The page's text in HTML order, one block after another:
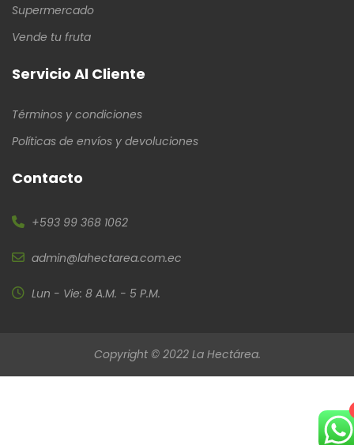
Supermercado
Vende tu fruta
Servicio Al Cliente
Términos y condiciones
Políticas de envíos y devoluciones
Contacto
+593 99 368 1062
admin@lahectarea.com.ec
Lun - Vie: 8 A.M. - 5 P.M.
Copyright © 2022 La Hectárea.